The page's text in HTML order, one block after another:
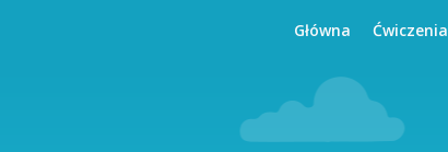
Główna Ćwiczenia